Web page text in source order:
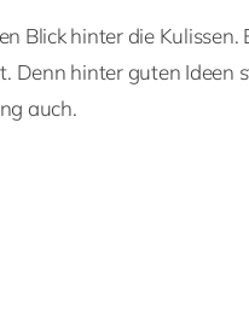
Blick hinter die
Denn hinter guten Ideen
auch.